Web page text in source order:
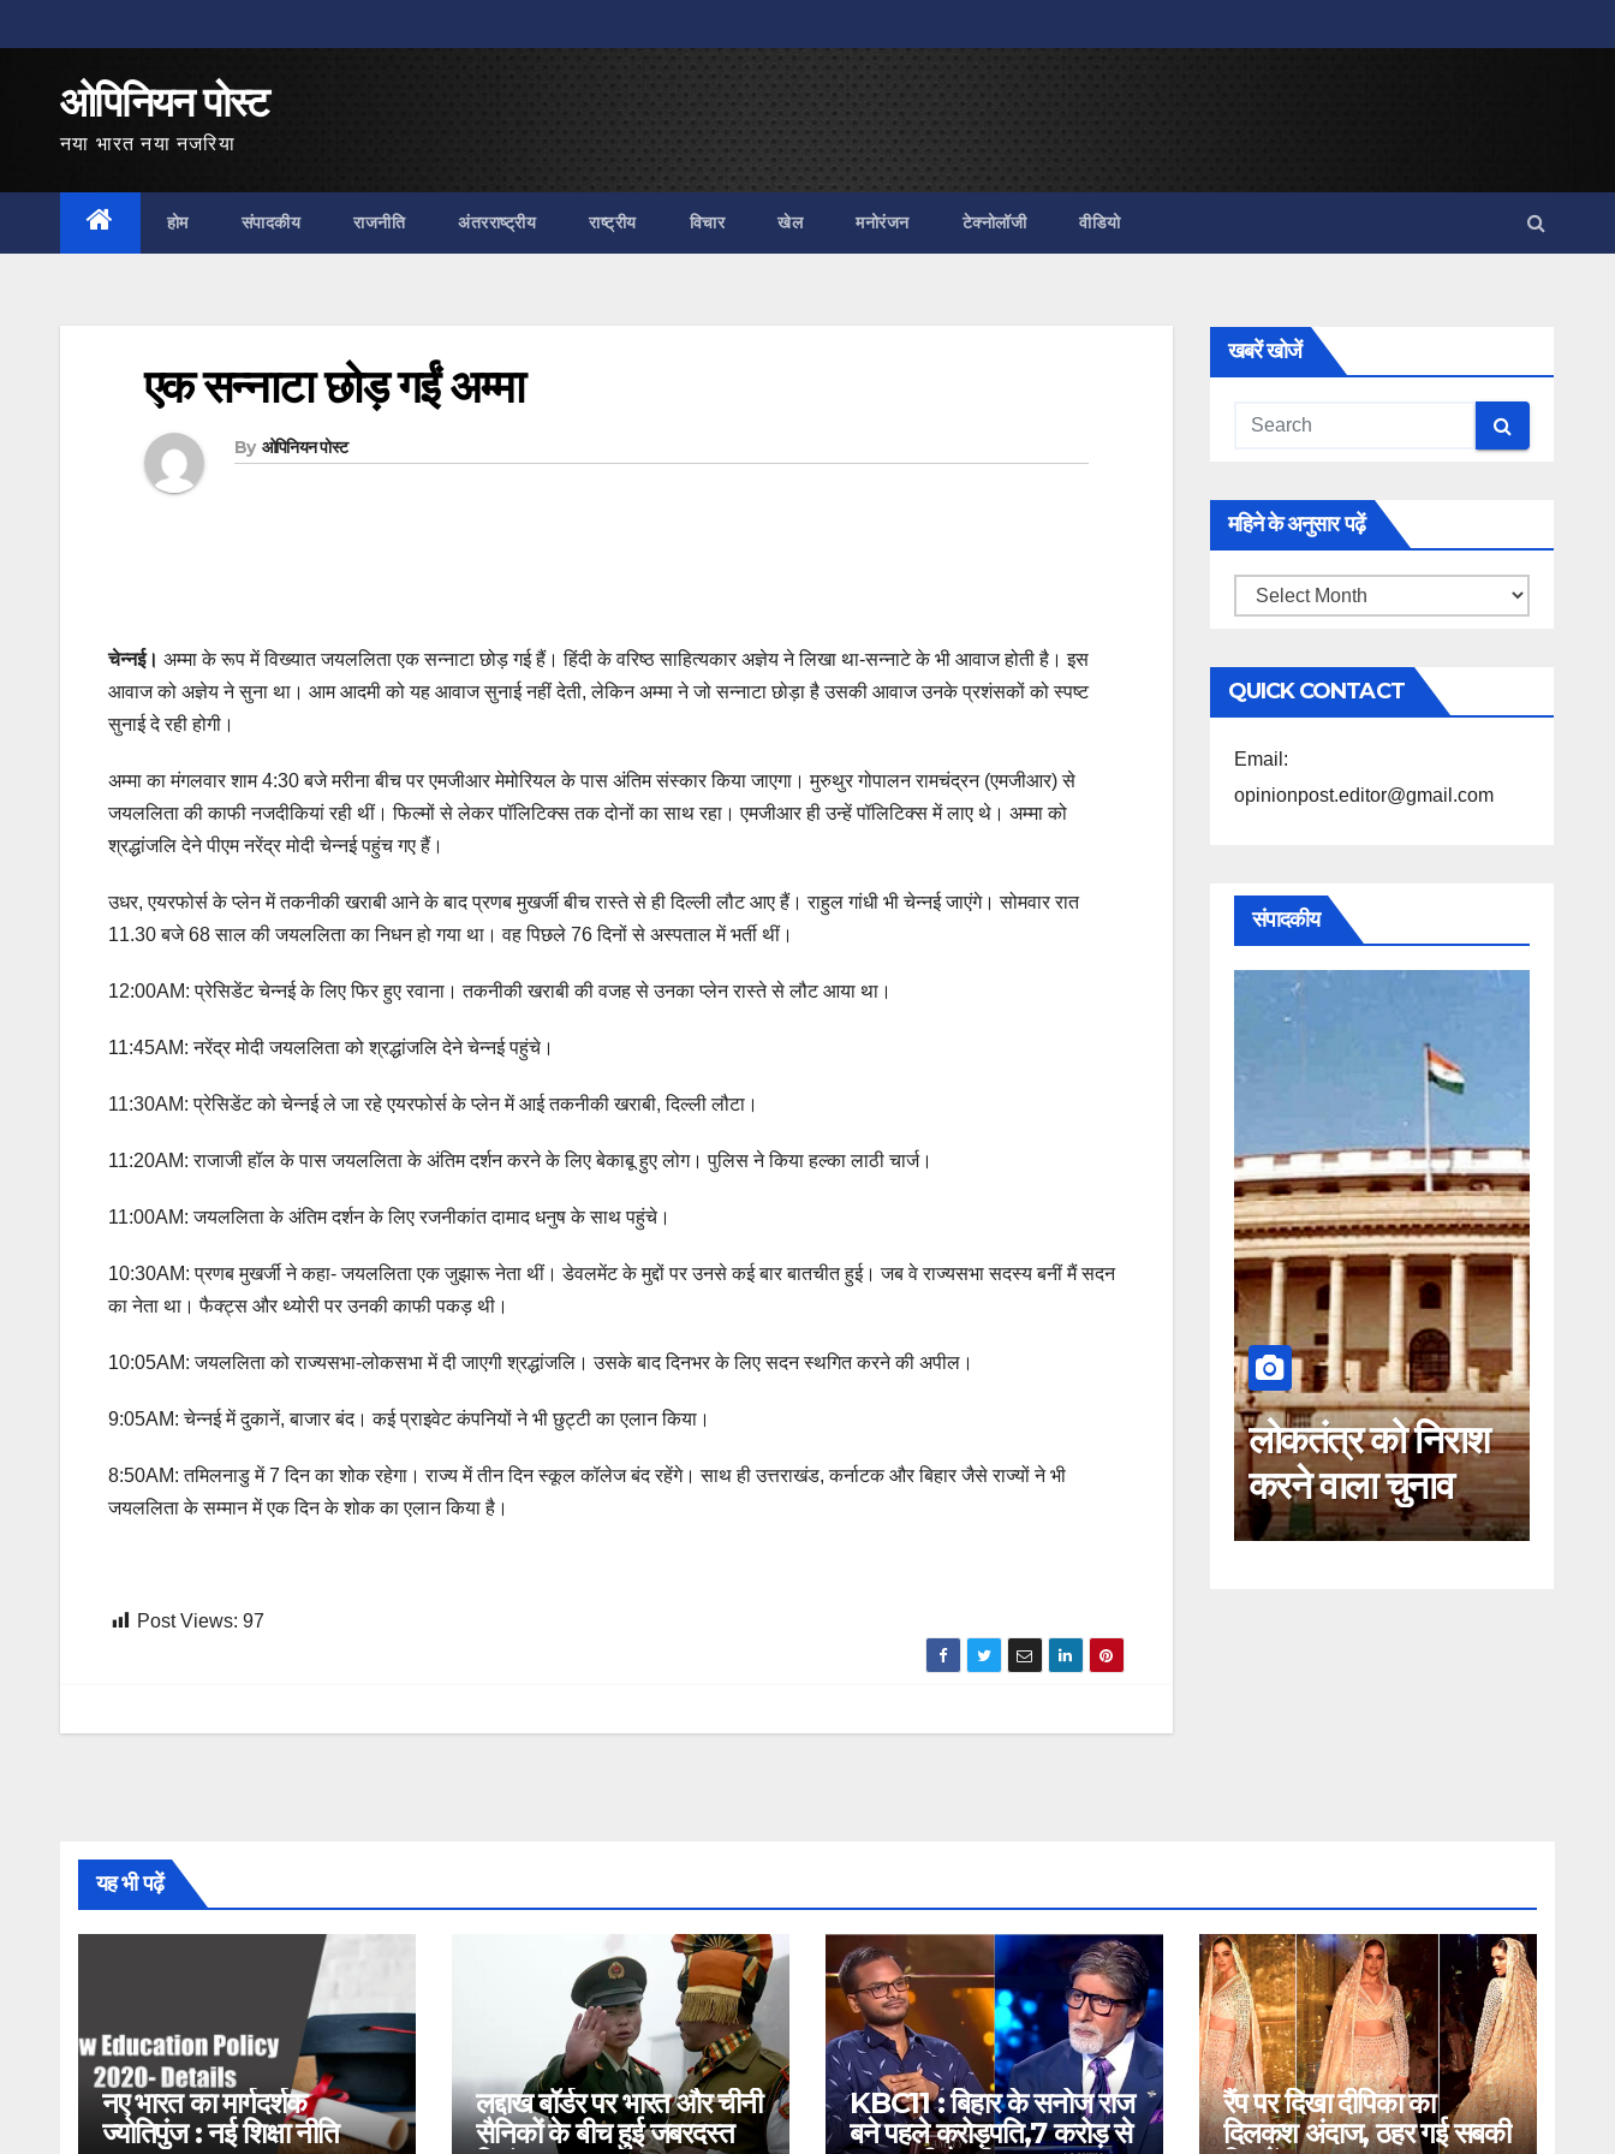
to
ओपिनियन पोस्ट
नया भारत नया नजरिया
होम संपादकीय राजनीति अंतरराष्ट्रीय राष्ट्रीय विचार खेल मनोरंजन टेक्नोलॉजी वीडियो
एक सन्‍नाटा छोड़ गईं अम्‍मा
By ओपिनियन पोस्ट
चेन्नई। अम्‍मा के रूप में विख्‍यात जयललिता एक सन्‍नाटा छोड़ गई हैं। हिंदी के वरिष्‍ठ साहित्‍यकार अज्ञेय ने लिखा था-सन्‍नाटे के भी आवाज होती है। इस
आवाज को अज्ञेय ने सुना था। आम आदमी को यह आवाज सुनाई नहीं देती, लेकिन अम्‍मा ने जो सन्‍नाटा छोड़ा है उसकी आवाज उनके प्रशंसकों को स्‍पष्‍ट
सुनाई दे रही होगी।
अम्‍मा का मंगलवार शाम 4:30 बजे मरीना बीच पर एमजीआर मेमोरियल के पास अंतिम संस्कार किया जाएगा। मुरुथुर गोपालन रामचंद्रन (एमजीआर) से
जयललिता की काफी नजदीकियां रही थीं। फिल्मों से लेकर पॉलिटिक्स तक दोनों का साथ रहा। एमजीआर ही उन्हें पॉलिटिक्स में लाए थे। अम्मा को
श्रद्धांजलि देने पीएम नरेंद्र मोदी चेन्नई पहुंच गए हैं।
उधर, एयरफोर्स के प्लेन में तकनीकी खराबी आने के बाद प्रणब मुखर्जी बीच रास्ते से ही दिल्ली लौट आए हैं। राहुल गांधी भी चेन्नई जाएंगे। सोमवार रात
11.30 बजे 68 साल की जयललिता का निधन हो गया था। वह पिछले 76 दिनों से अस्‍पताल में भर्ती थीं।
12:00AM: प्रेसिडेंट चेन्नई के लिए फिर हुए रवाना। तकनीकी खराबी की वजह से उनका प्लेन रास्ते से लौट आया था।
11:45AM: नरेंद्र मोदी जयललिता को श्रद्धांजलि देने चेन्नई पहुंचे।
11:30AM: प्रेसिडेंट को चेन्नई ले जा रहे एयरफोर्स के प्लेन में आई तकनीकी खराबी, दिल्ली लौटा।
11:20AM: राजाजी हॉल के पास जयललिता के अंतिम दर्शन करने के लिए बेकाबू हुए लोग। पुलिस ने किया हल्का लाठी चार्ज।
11:00AM: जयललिता के अंतिम दर्शन के लिए रजनीकांत दामाद धनुष के साथ पहुंचे।
10:30AM: प्रणब मुखर्जी ने कहा- जयललिता एक जुझारू नेता थीं। डेवलमेंट के मुद्दों पर उनसे कई बार बातचीत हुई। जब वे राज्यसभा सदस्य बनीं मैं सदन
का नेता था। फैक्ट्स और थ्‍योरी पर उनकी काफी पकड़ थी।
10:05AM: जयललिता को राज्यसभा-लोकसभा में दी जाएगी श्रद्धांजलि। उसके बाद दिनभर के लिए सदन स्थगित करने की अपील।
9:05AM: चेन्नई में दुकानें, बाजार बंद। कई प्राइवेट कंपनियों ने भी छुट्टी का एलान किया।
8:50AM: तमिलनाडु में 7 दिन का शोक रहेगा। राज्य में तीन दिन स्कूल कॉलेज बंद रहेंगे। साथ ही उत्तराखंड, कर्नाटक और बिहार जैसे राज्यों ने भी
जयललिता के सम्मान में एक दिन के शोक का एलान किया है।
Post Views: 97
खबरें खोजें
महिने के अनुसार पढ़ें
महिने
अनुसार
पढ़ें
QUICK CONTACT
Email:
opinionpost.editor@gmail.com
संपादकीय
का नतीजा है
लोकतंत्र को निराश
करने वाला चुनाव
कहीं यह सीजेआई
खिलाफ साजिश तो
नहीं!
यह भी पढ़ें
नए भारत का मार्गदर्शक
ज्योतिपुंज : नई शिक्षा नीति
लद्दाख बॉर्डर पर भारत और चीनी
सैनिकों के बीच हुई जबरदस्त
KBC11 : बिहार के सनोज राज
बने पहले करोड़पति,7 करोड़ से
रैंप पर दिखा दीपिका का
दिलकश अंदाज, ठहर गई सबकी